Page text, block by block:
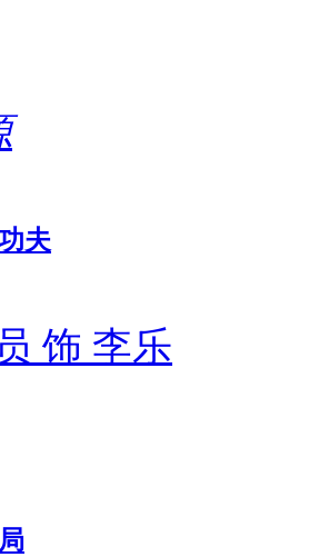
夫
饰 李乐